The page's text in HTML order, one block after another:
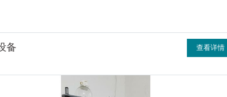
备 查看详情